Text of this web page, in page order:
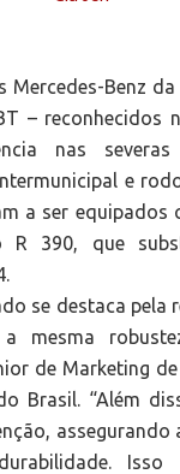
Mercedes-Benz
– reconhecidos
nas
e
a ser equipados
R 390, que
se destaca pela
mesma
de Marketing
Brasil. “Além
assegurando
Isso